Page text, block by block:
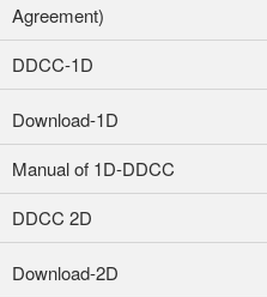
Agreement)
DDCC-1D
Download-1D
Manual of 1D-DDCC
DDCC 2D
Download-2D